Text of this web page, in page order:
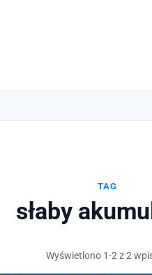
TAG
słaby
Wyświetlono 1-2 z 2